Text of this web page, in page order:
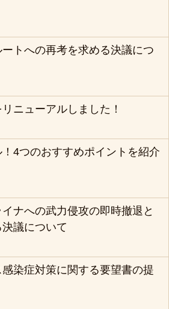
トへの再考を求める決議につ
ニューアルしました！
4つのおすすめポイントを紹介
ナへの武力侵攻の即時撤退と
議について
染症対策に関する要望書の提